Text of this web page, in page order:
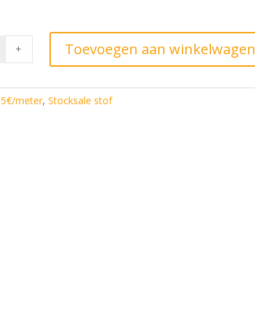
€ 16,50.€ 5,00.
+ Toevoegen aan winkelwagen
5€/meter, Stocksale stof